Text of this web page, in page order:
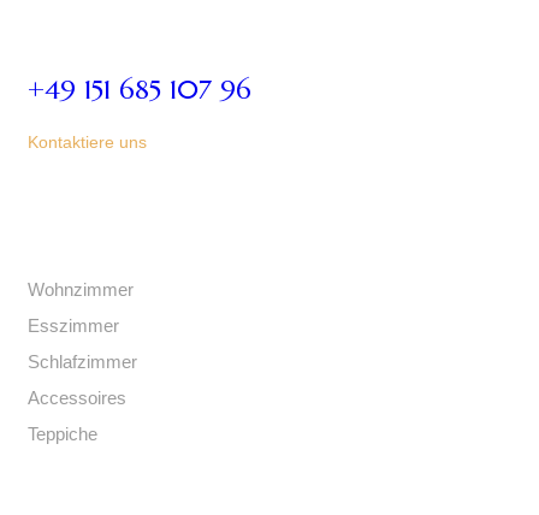
+49 151 685 107 96
Kontaktiere uns
Wohnzimmer
Esszimmer
Schlafzimmer
Accessoires
Teppiche